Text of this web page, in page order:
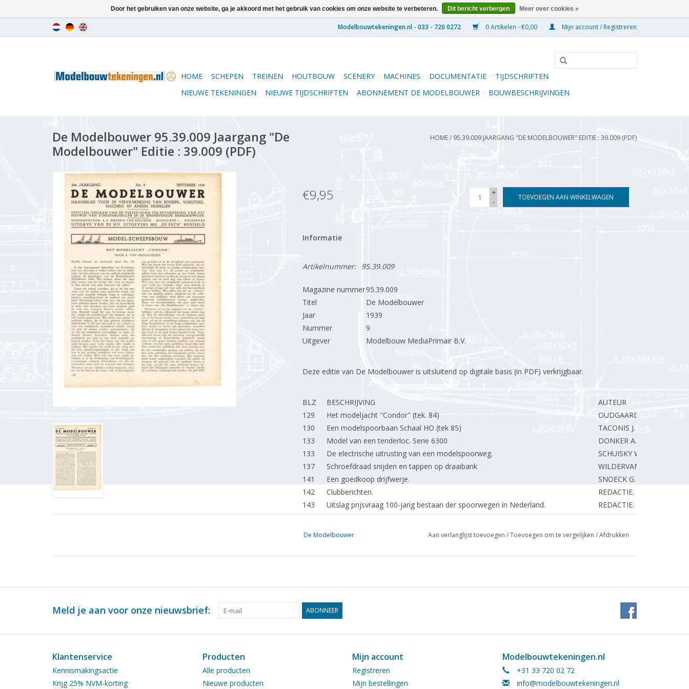
0 Artikelen - €0,00 Mijn account / Registreren
HOME SCHEPEN TREINEN HOUTBOUW SCENERY MACHINES DOCUMENTATIE
TIJDSCHRIFTEN
NIEUWE TEKENINGEN
NIEUWE TIJDSCHRIFTEN ABONNEMENT DE MODELBOUWER BOUWBESCHRIJVINGEN
De Modelbouwer 95.39.009 Jaargang "De
Modelbouwer" Editie : 39.009 (PDF)
HOME/ 95.39.009 JAARGANG "DE MODELBOUWER" EDITIE : 39.009 (PDF)
€9,95
+
-
TOEVOEGEN AAN WINKELWAGEN
Informatie
Artikelnummer: 95.39.009
Magazine nummer95.39.009
Titel
De Modelbouwer
Jaar
1939
Nummer
9
Uitgever
Modelbouw MediaPrimair B.V.
Deze editie van De Modelbouwer is uitsluitend op digitale basis (in PDF) verkrijgbaar.
BLZ BESCHRIJVING
AUTEUR
129
Het modeljacht "Condor" (tek. 84)
OUDGAARDEN van A.
130
Een modelspoorbaan Schaal HO (tek 85)
TACONIS J.
133
Model van een tenderloc. Serie 6300
DONKER A.
133
De electrische uitrusting van een modelspoorweg.
SCHUISKY W.
137
Schroefdraad snijden en tappen op draaibank
WILDERVANCK J.
141
Een goedkoop drijfwerje.
SNOECK G.
142
Clubberichten.
REDACTIE.
143
Uitslag prijsvraag 100-jarig bestaan der spoorwegen in Nederland. REDACTIE.
De Modelbouwer Aan verlanglijst toevoegen /Toevoegen om te vergelijken /Afdrukken
Meld je aan voor onze nieuwsbrief: ABONNEER
Klantenservice
Kennismakingsactie
Krijg 25% NVM-korting
Producten
Alle producten
Nieuwe producten
Mijn account
Registreren
Mijn bestellingen
Modelbouwtekeningen.nl
+31 33 720 02 72
info@modelbouwtekeningen.nl
Door het gebruiken van onze website, ga je akkoord met het gebruik van cookies om onze website te verbeteren. Dit bericht verbergen Meer over cookies »